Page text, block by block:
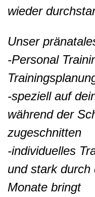
wieder
Unser
-Personal
-speziell auf
während der
zugeschnitten
-individuelles
und stark durch
Monate bringt